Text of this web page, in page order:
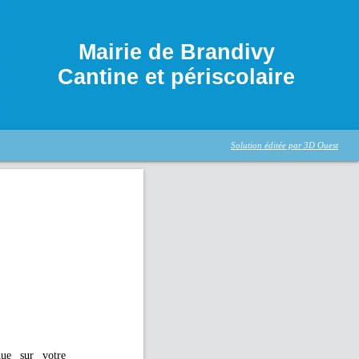
Mairie de Brandivy
Cantine et périscolaire
Solution éditée par 3D Ouest
sur votre